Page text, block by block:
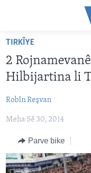
Yekser
naveroka
serekî
here
serekî
Yekser
Lêgerînê
NÛÇE
VÎDYO GALERÎ
FOTO GALERÎ
RADYO
HEVPEYVÎN
HERÊMÊN KURDAN
AMERÎKA
TIRKÎYE
SÛRÎYE
ÎRAQ
TIRKÎYE
2
Hilbijartina li
Robîn Reşvan
Meha Sê 30, 2014
Parve bike